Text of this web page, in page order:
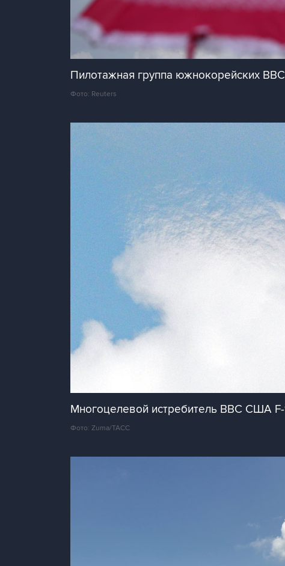
Пилотажная группа южнокорейских
Фото: Reuters
Многоцелевой истребитель ВВС США F-
Фото: Zuma/ТАСС